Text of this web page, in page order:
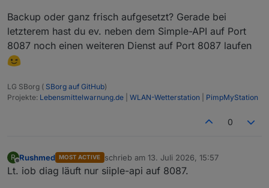
├─89783 /bin/bash /home/
├─89784 timeout 66 nc -nlvw 1
             ├─89785 tail -1
             └─89786 nc -nlvw 1 -p 9999
Jul 12 15:03:38 SmartOne
Jul 12 15:04:08 SmartOne
Jul 12 15:05:08 SmartOne
Die anderen Werte kommen dem Intervall
enstprechend an.
Backup oder ganz frisch aufgesetzt? Gerade bei
letzterem hast du ev. neben dem Simple-API auf Port
8087 noch einen weiteren Dienst auf Port 8087 laufen
LG SBorg ( SBorg auf GitHub)
Projekte: Lebensmittelwarnung.de WLAN-Wetterstation PimpMyStation
0
R
Offline
Rushmed MOST ACTIVE schrieb am 13. Juli 2026, 15:57
zuletzt editiert von
Lt. iob diag läuft nur siiple-api auf 8087.